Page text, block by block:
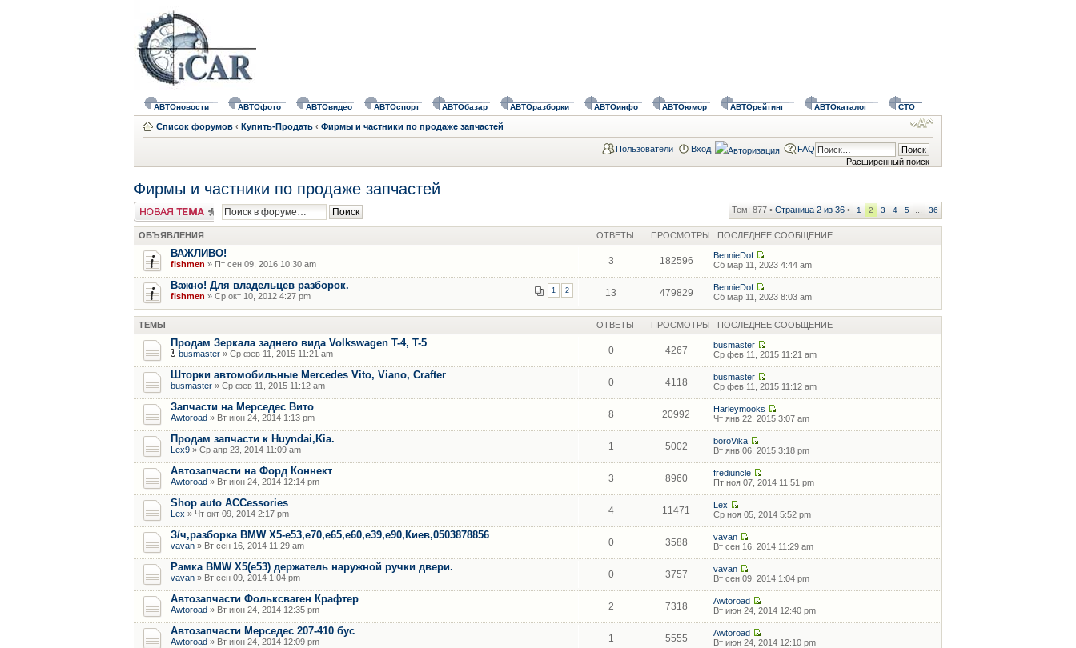
АВТОновости АВТОфото АВТОвидео АВТОспорт АВТОбазар АВТОразборки АВТОинфо АВТОюмор АВТОрейтинг АВТОкаталог СТО
Список форумов ‹ Купить-Продать ‹ Фирмы и частники по продаже запчастей
Расширенный поиск
Пользователи Вход FAQ
Фирмы и частники по продаже запчастей
Новая тема Тем: 877 • Страница 2 из 36 • 1 2 3 4 5 36
ОБЪЯВЛЕНИЯ ОТВЕТЫ ПРОСМОТРЫ ПОСЛЕДНЕЕ СООБЩЕНИЕ
ВАЖЛИВО!
fishmen » Пт сен 09, 2016 10:30 am 3 182596
BennieDof
Сб мар 11, 2023 4:44 am
Важно! Для владельцев разборок. 1 2
fishmen » Ср окт 10, 2012 4:27 pm 13 479829
BennieDof
Сб мар 11, 2023 8:03 am
ТЕМЫ ОТВЕТЫ ПРОСМОТРЫ ПОСЛЕДНЕЕ СООБЩЕНИЕ
Продам Зеркала заднего вида Volkswagen T-4, T-5
busmaster » Ср фев 11, 2015 11:21 am 0 4267
busmaster
Ср фев 11, 2015 11:21 am
Шторки автомобильные Mercedes Vito, Viano, Crafter
busmaster » Ср фев 11, 2015 11:12 am 0 4118
busmaster
Ср фев 11, 2015 11:12 am
Запчасти на Мерседес Вито
Awtoroad » Вт июн 24, 2014 1:13 pm 8 20992
Harleymooks
Чт янв 22, 2015 3:07 am
Продам запчасти к Huyndai,Kia.
Lex9 » Ср апр 23, 2014 11:09 am 1 5002
boroVika
Вт янв 06, 2015 3:18 pm
Автозапчасти на Форд Коннект
Awtoroad » Вт июн 24, 2014 12:14 pm 3 8960
frediuncle
Пт ноя 07, 2014 11:51 pm
Shop auto ACCessories
Lex » Чт окт 09, 2014 2:17 pm 4 11471
Lex
Ср ноя 05, 2014 5:52 pm
З/ч,разборка BMW X5-е53,е70,е65,е60,е39,е90,Киев,0503878856
vavan » Вт сен 16, 2014 11:29 am 0 3588
vavan
Вт сен 16, 2014 11:29 am
Рамка BMW Х5(е53) держатель наружной ручки двери.
vavan » Вт сен 09, 2014 1:04 pm 0 3757
vavan
Вт сен 09, 2014 1:04 pm
Автозапчасти Фольксваген Крафтер
Awtoroad » Вт июн 24, 2014 12:35 pm 2 7318
Awtoroad
Вт июн 24, 2014 12:40 pm
Автозапчасти Мерседес 207-410 бус
Awtoroad » Вт июн 24, 2014 12:09 pm 1 5555
Awtoroad
Вт июн 24, 2014 12:10 pm